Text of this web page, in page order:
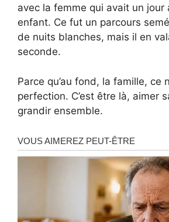
avec la femme qui avait un jour
enfant. Ce fut un parcours
de nuits blanches, mais il en
seconde.
Parce qu’au fond, la famille, ce
perfection. C’est être là, aimer
grandir ensemble.